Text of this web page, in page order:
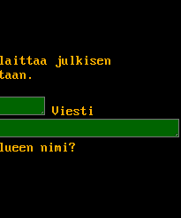
laittaa julkisen
Viesti
nimi?